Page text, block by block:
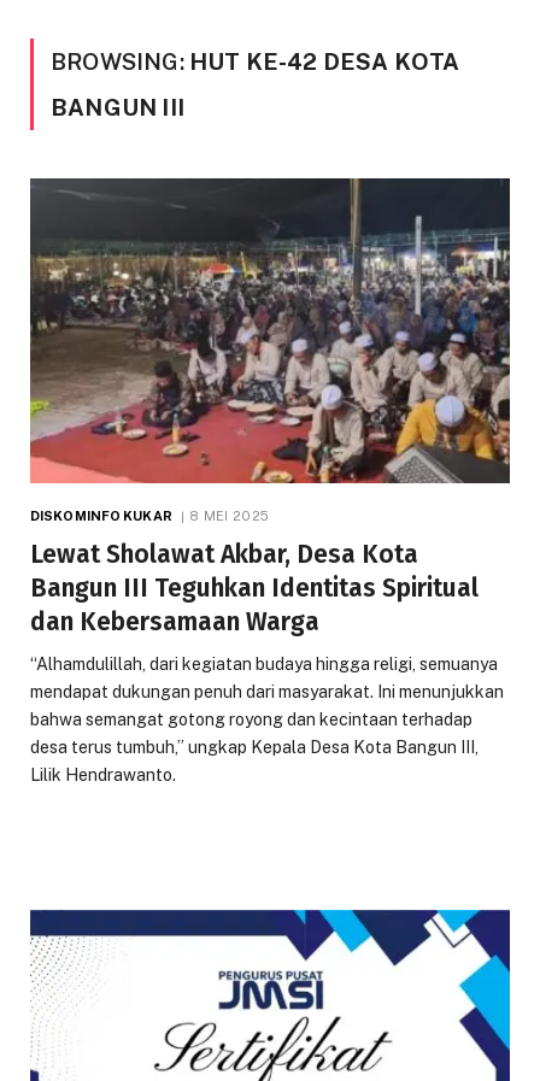
BROWSING: HUT KE-42 DESA KOTA
BANGUN III
DISKOMINFO KUKAR 8 MEI 2025
Lewat Sholawat Akbar, Desa Kota
Bangun III Teguhkan Identitas Spiritual
dan Kebersamaan Warga
“Alhamdulillah, dari kegiatan budaya hingga religi, semuanya
mendapat dukungan penuh dari masyarakat. Ini menunjukkan
bahwa semangat gotong royong dan kecintaan terhadap
desa terus tumbuh,” ungkap Kepala Desa Kota Bangun III,
Lilik Hendrawanto.